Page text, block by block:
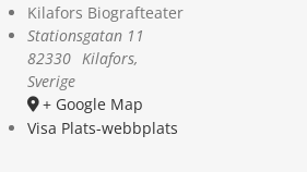
Kilafors Biografteater
Stationsgatan 11
82330 Kilafors,
Sverige
+ Google Map
Visa Plats-webbplats